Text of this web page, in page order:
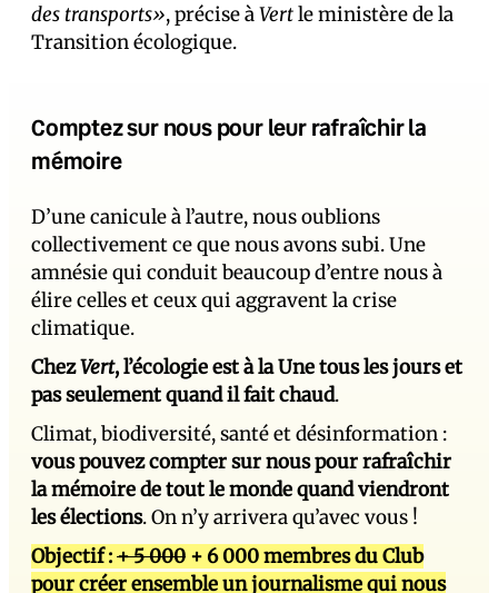
des transports», précise àVertle ministère de la
Transition écologique.
Comptez sur nous pour leur rafraîchir la
mémoire
D’une canicule à l’autre, nous oublions
collectivement ce que nous avons subi. Une
amnésie qui conduit beaucoup d’entre nous à
élire celles et ceux qui aggravent la crise
climatique.
ChezVert, l’écologie est à la Une tous les jours et
pas seulement quand il fait chaud.
Climat, biodiversité, santé et désinformation :
vous pouvez compter sur nous pour rafraîchir
la mémoire de tout le monde quand viendront
les élections. On n’y arrivera qu’avec vous !
Objectif :+ 5 000 + 6 000 membres du Club
pour créer ensemble un journalisme qui nous